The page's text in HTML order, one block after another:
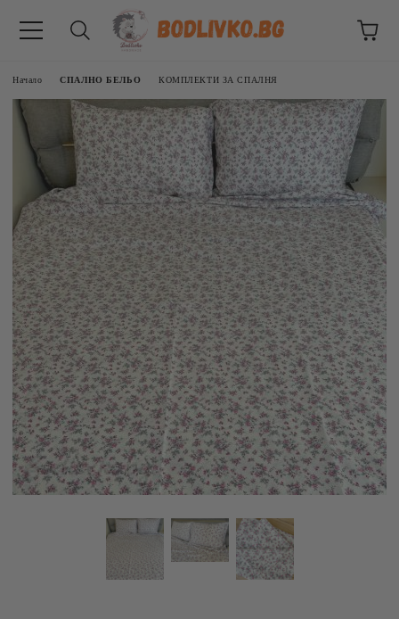
Начало СПАЛНО БЕЛЬО КОМПЛЕКТИ ЗА СПАЛНЯ